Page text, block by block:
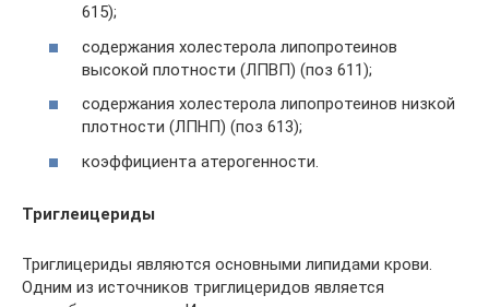
615);
содержания холестерола липопротеинов
высокой плотности (ЛПВП) (поз 611);
содержания холестерола липопротеинов низкой
плотности (ЛПНП) (поз 613);
коэффициента атерогенности.
Триглеицериды
Триглицериды являются основными липидами крови.
Одним из источников триглицеридов является